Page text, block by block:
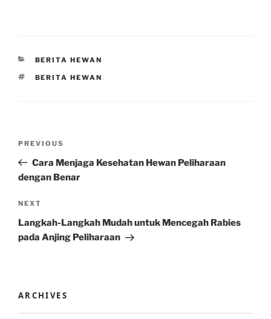
CATEGORIES
BERITA HEWAN
TAGS
BERITA HEWAN
Previous
Post
PREVIOUS
Cara Menjaga Kesehatan Hewan Peliharaan
dengan Benar
Next
Post
NEXT
Langkah-Langkah Mudah untuk Mencegah Rabies
pada Anjing Peliharaan
ARCHIVES